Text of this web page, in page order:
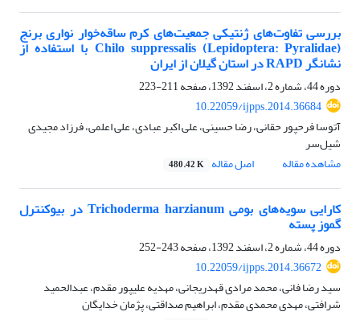
بررسی تفاوت‌های ژنتیکی جمعیت‌های کرم ساقه‌خوار نواری برنج
Chilo suppressalis (Lepidoptera: Pyralidae) با استفاده از
نشانگر RAPD در استان گیلان از ایران
دوره 44، شماره 2، اسفند 1392، صفحه
211-223
10.22059/ijpps.2014.36684
آتوسا فرحپور حقانی، رضا حسینی، علی اکبر عبادی، علی اعلمی، فرزاد مجیدی
‌شیل‌سر
مشاهده مقاله
اصل مقاله 480.42 K
کارایی سویه‌های بومی Trichoderma harzianum در بیوکنترل
گموز پسته
دوره 44، شماره 2، اسفند 1392، صفحه
243-252
10.22059/ijpps.2014.36672
سید رضا فانی، محمد مرادی قهدریجانی، مهدیه علیپور مقدم، عبدالحمید
شرافتی، مهدی محمدی مقدم، ابراهیم صداقتی، پژمان خدایگان